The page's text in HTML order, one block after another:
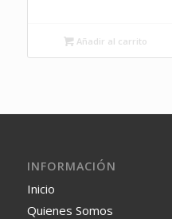
Añadir al carrito
INFORMACIÓN
Inicio
Quienes Somos